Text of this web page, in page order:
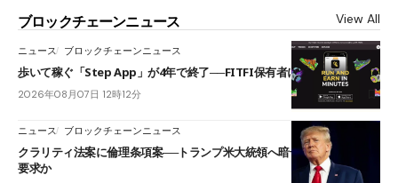
ブロックチェーンニュース View All
ニュース ブロックチェーンニュース
歩いて稼ぐ「Step App」が4年で終了──FITFI保有者に対応呼びかけ
2026年08月07日 12時12分
ニュース ブロックチェーンニュース
クラリティ法案に倫理条項案──トランプ米大統領へ暗号資産事業の売却
要求か